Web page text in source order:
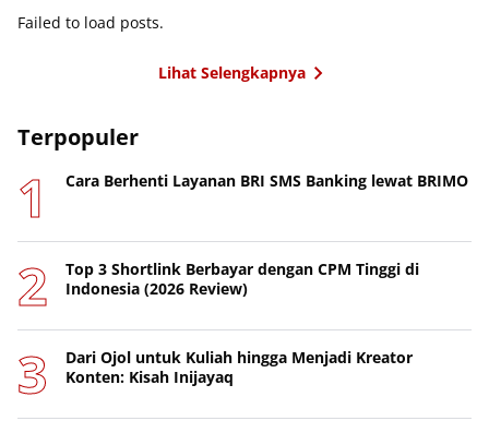
Failed to load posts.
Lihat Selengkapnya
Terpopuler
Cara Berhenti Layanan BRI SMS Banking lewat BRIMO
Top 3 Shortlink Berbayar dengan CPM Tinggi di
Indonesia (2026 Review)
Dari Ojol untuk Kuliah hingga Menjadi Kreator
Konten: Kisah Inijayaq